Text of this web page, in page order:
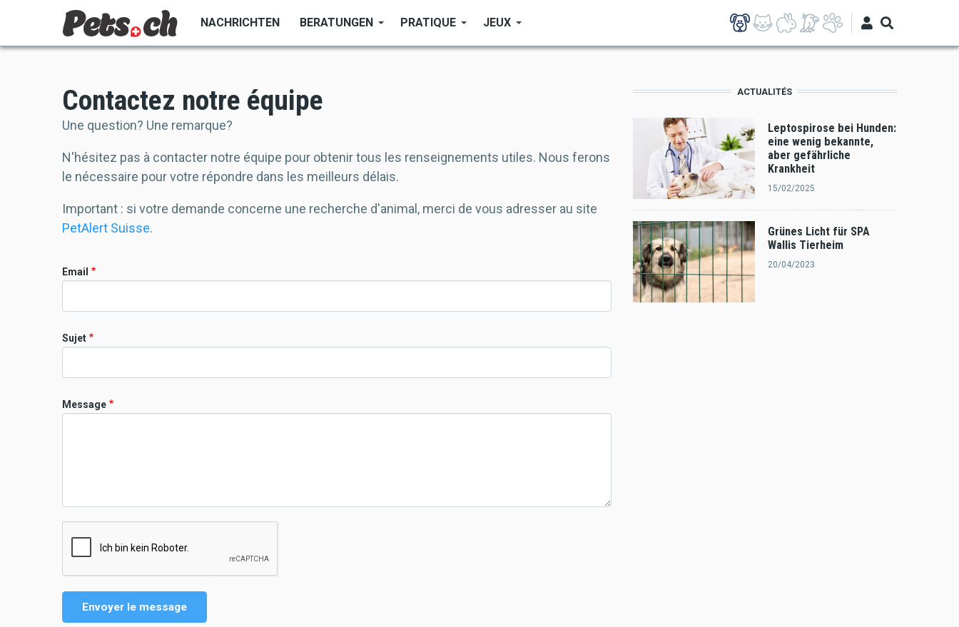
Inhalt
NACHRICHTEN BERATUNGEN PRATIQUE JEUX
Contactez notre équipe
Une question? Une remarque?
N'hésitez pas à contacter notre équipe pour obtenir tous les renseignements utiles. Nous ferons
le nécessaire pour votre répondre dans les meilleurs délais.
Important : si votre demande concerne une recherche d'animal, merci de vous adresser au site
PetAlert Suisse.
Email
Sujet
Message
ACTUALITÉS
Leptospirose bei Hunden:
eine wenig bekannte,
aber gefährliche
Krankheit
15/02/2025
Grünes Licht für SPA
Wallis Tierheim
20/04/2023